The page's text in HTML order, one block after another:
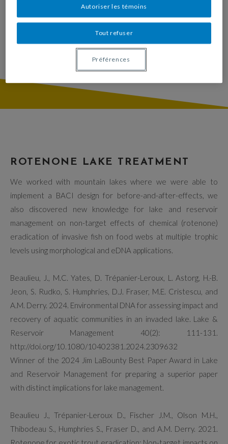
ROTENONE LAKE TREATMENT
We worked with mountain lakes where we were able to
implement a BACI design for before-and-after-effects, we
also discovered new knowledge for lake and reservoir
management on non-target effects of chemical (rotenone)
eradication of invasive fish on food webs at multiple trophic
levels using morphological and eDNA applications.
Beaulieu, J., M.C. Yates, D. Trépanier-Leroux, L. Astorg, H.-B.
Jeon, S. Rudko, S. Humphries, D.J. Fraser, M.E. Cristescu, and
A.M. Derry. 2024. Environmental DNA for assessing impact and
recovery of aquatic communities in an invaded lake. Lake &
Reservoir Management 40(2): 111-131.
http://doi.org/10.1080/10402381.2024.2309632
Winner of the 2024 Jim LaBounty Best Paper Award in Lake
and Reservoir Management for preparing a superior paper
with distinct implications for lake management.
Beaulieu J., Trépanier-Leroux D., Fischer J.M., Olson M.H.,
Thibodeau S., Humphries S., Fraser D., and A.M. Derry. 2021.
Tout refuser
Autoriser les témoins
Préférences